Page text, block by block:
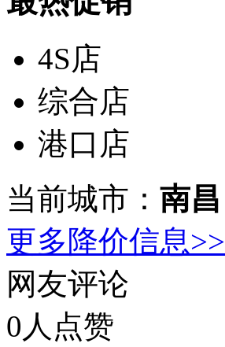
4S店
综合店
港口店
当前城市： 南昌
更多降价信息>>
网友评论
0 人点赞